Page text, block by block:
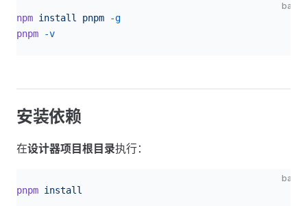
bash
npm install pnpm -g
pnpm -v
安装依赖
在设计器项目根目录执行：
bash
pnpm install